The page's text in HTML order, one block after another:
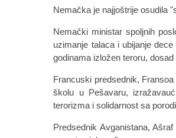
Nemačka je najjoštrije osudila
Nemački ministar spoljnih
uzimanje talaca i ubijanje
godinama izložen teroru,
Francuski predsednik,
školu u Pešavaru,
terorizma i solidarnost sa
Predsednik Avganistana,